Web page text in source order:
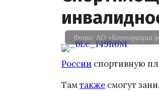
Фото: АО «Корпорация
России спортивную
Тамтакже смогут